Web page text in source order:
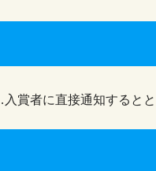
賞者に直接通知すると